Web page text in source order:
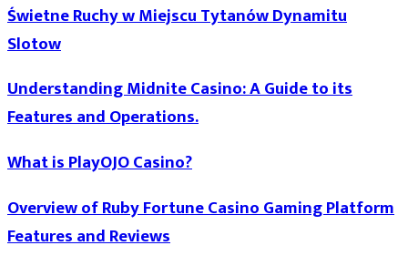
Świetne Ruchy w Miejscu Tytanów Dynamitu
Slotow
Understanding Midnite Casino: A Guide to its
Features and Operations.
What is PlayOJO Casino?
Overview of Ruby Fortune Casino Gaming Platform
Features and Reviews